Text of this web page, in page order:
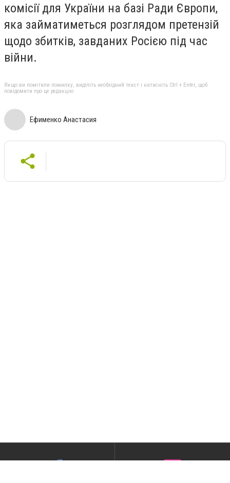
комісії для України на базі Ради Європи,
яка займатиметься розглядом претензій
щодо збитків, завданих Росією під час
війни.
Якщо ви помітили помилку, виділіть необхідний текст і натисніть Ctrl + Enter, щоб
повідомити про це редакцію
Ефименко Анастасия